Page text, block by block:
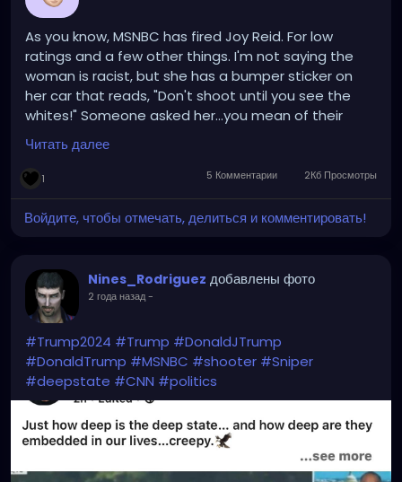
As you know, MSNBC has fired Joy Reid. For low
ratings and a few other things. I'm not saying the
woman is racist, but she has a bumper sticker on
her car that reads, "Don't shoot until you see the
whites!" Someone asked her...you mean of their
eyes? She responded, "Whose eyes?!"
Читать далее
1 5 Комментарии 2Кб Просмотры
Войдите, чтобы отмечать, делиться и комментировать!
Nines_Rodriguez добавлены фото
2 года назад-
#Trump2024 #Trump #DonaldJTrump
#DonaldTrump #MSNBC #shooter #Sniper
#deepstate #CNN #politics